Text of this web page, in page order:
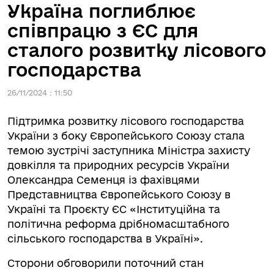
Україна поглиблює
співпрацю з ЄС для
сталого розвитку лісового
господарства
26/11/2024 : 11:50
Підтримка розвитку лісового господарства
України з боку Європейського Союзу стала
темою зустрічі заступника Міністра захисту
довкілля та природних ресурсів України
Олександра Семенця із фахівцями
Представництва Європейського Союзу в
Україні та Проєкту ЄС «Інституційна та
політична реформа дрібномасштабного
сільського господарства в Україні».
Сторони обговорили поточний стан